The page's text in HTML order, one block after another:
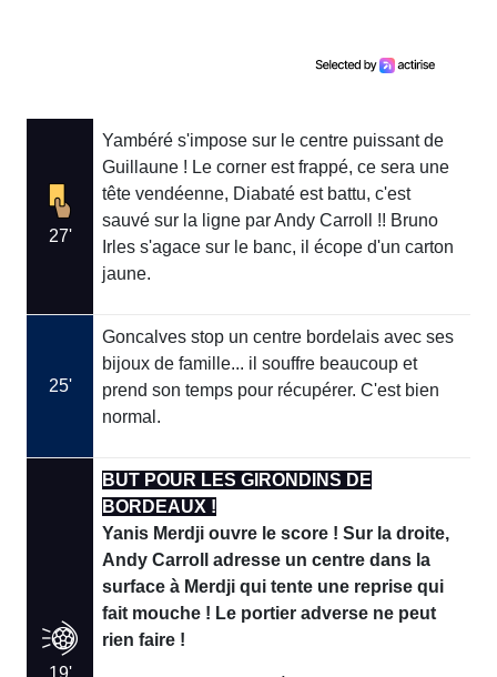
27'
Yambéré s'impose sur le centre puissant de
Guillaune ! Le corner est frappé, ce sera une
tête vendéenne, Diabaté est battu, c'est
sauvé sur la ligne par Andy Carroll !! Bruno
Irles s'agace sur le banc, il écope d'un carton
jaune.
25'
Goncalves stop un centre bordelais avec ses
bijoux de famille... il souffre beaucoup et
prend son temps pour récupérer. C'est bien
normal.
BUT POUR LES GIRONDINS DE
BORDEAUX !
Yanis Merdji ouvre le score ! Sur la droite,
Andy Carroll adresse un centre dans la
surface à Merdji qui tente une reprise qui
fait mouche ! Le portier adverse ne peut
rien faire !